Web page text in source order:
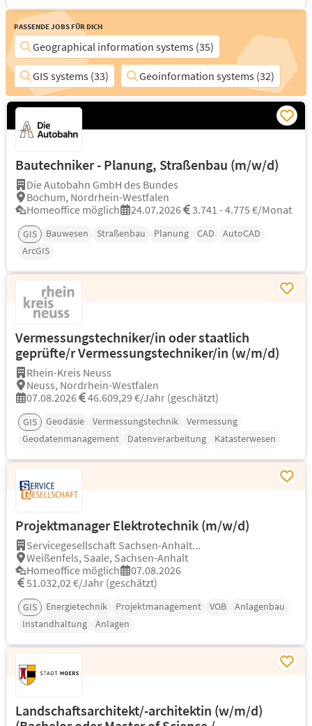
Passende Jobs für Dich
Geographical information systems (35)
GIS systems (33) Geoinformation systems (32)
Bautechniker - Planung, Straßenbau (m/w/d)
Die Autobahn GmbH des Bundes
Bochum, Nordrhein-Westfalen
Homeoffice möglich
24.07.2026 3.741 - 4.775 €/Monat
GIS Bauwesen Straßenbau Planung CAD
AutoCAD
ArcGIS
Vermessungstechniker/in oder staatlich
geprüfte/r Vermessungstechniker/in (w/m/d)
Rhein-Kreis Neuss
Neuss, Nordrhein-Westfalen
07.08.2026
46.609,29 €/Jahr (geschätzt)
GIS Geodäsie Vermessungstechnik
Vermessung
Geodatenmanagement
Datenverarbeitung Katasterwesen
Projektmanager Elektrotechnik (m/w/d)
Servicegesellschaft Sachsen-Anhalt...
Weißenfels, Saale, Sachsen-Anhalt
Homeoffice möglich
07.08.2026
51.032,02 €/Jahr (geschätzt)
GIS Energietechnik Projektmanagement VOB
Anlagenbau
Instandhaltung
Anlagen
Landschaftsarchitekt/-architektin (w/m/d)